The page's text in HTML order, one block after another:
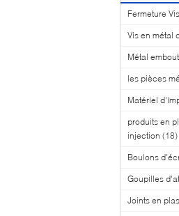
Fermeture Vis
Vis en métal
Métal
les pièces
Matériel
produits en
injection (18)
Boulons
Goupilles
Joints en